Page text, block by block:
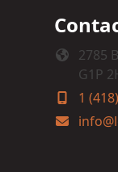
2785
G1P
1